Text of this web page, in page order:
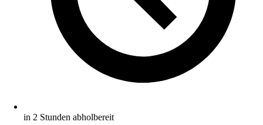
in 2 Stunden abholbereit